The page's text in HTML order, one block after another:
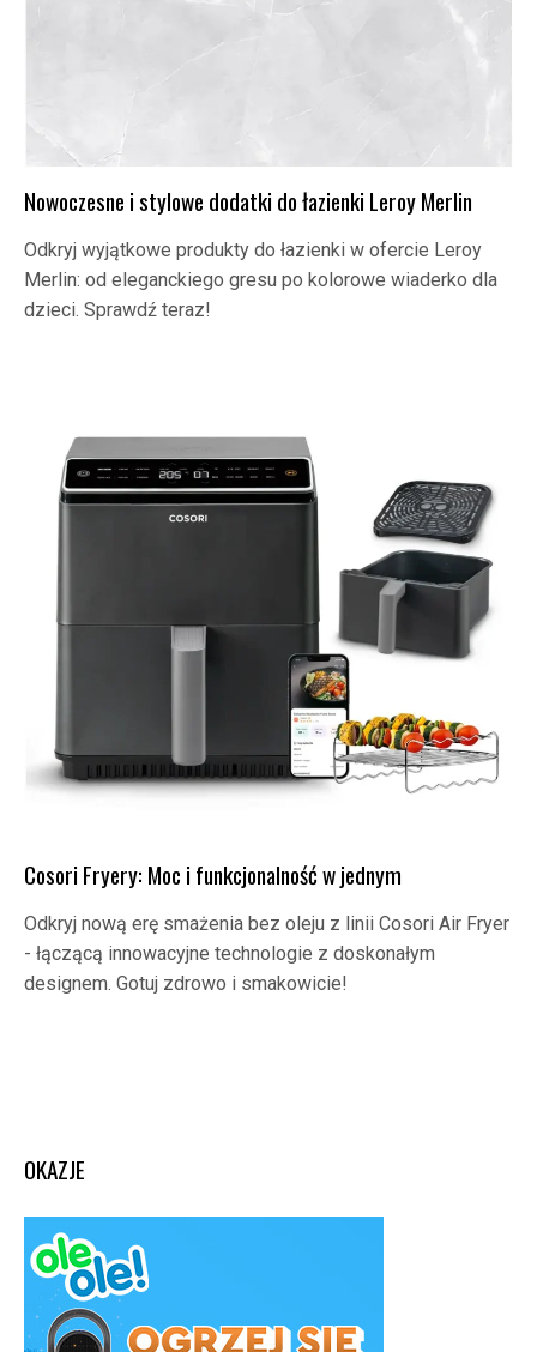
Nowoczesne i stylowe dodatki do łazienki Leroy Merlin
Odkryj wyjątkowe produkty do łazienki w ofercie Leroy
Merlin: od eleganckiego gresu po kolorowe wiaderko dla
dzieci. Sprawdź teraz!
Cosori Fryery: Moc i funkcjonalność w jednym
Odkryj nową erę smażenia bez oleju z linii Cosori Air Fryer
- łączącą innowacyjne technologie z doskonałym
designem. Gotuj zdrowo i smakowicie!
OKAZJE